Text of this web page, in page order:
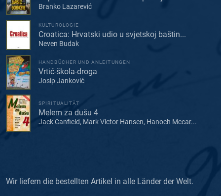
Branko Lazarević
KULTUROLOGIE
Croatica: Hrvatski udio u svjetskoj baštin...
Neven Budak
HANDBÜCHER UND ANLEITUNGEN
Vrtić-škola-droga
Josip Janković
SPIRITUALITÄT
Melem za dušu 4
Jack Canfield, Mark Victor Hansen, Hanoch Mccar...
Wir liefern die bestellten Artikel in alle Länder der Welt.